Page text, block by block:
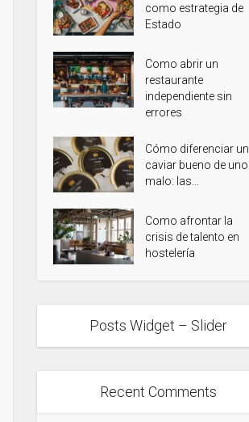
como estrategia de
Estado
Como abrir un
restaurante
independiente sin
errores
Cómo diferenciar un
caviar bueno de uno
malo: las...
Como afrontar la
crisis de talento en
hostelería
Posts Widget – Slider
Recent Comments